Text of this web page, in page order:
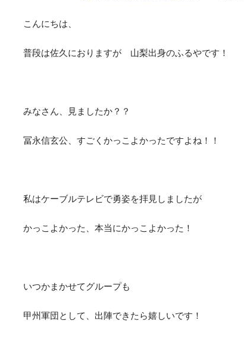
こんにちは、
普段は佐久におりますが 山梨出身のふるやです！
みなさん、見ましたか？？
冨永信玄公、すごくかっこよかったですよね！！
私はケーブルテレビで勇姿を拝見しましたが
かっこよかった、本当にかっこよかった！
いつかまかせてグループも
甲州軍団として、出陣できたら嬉しいです！